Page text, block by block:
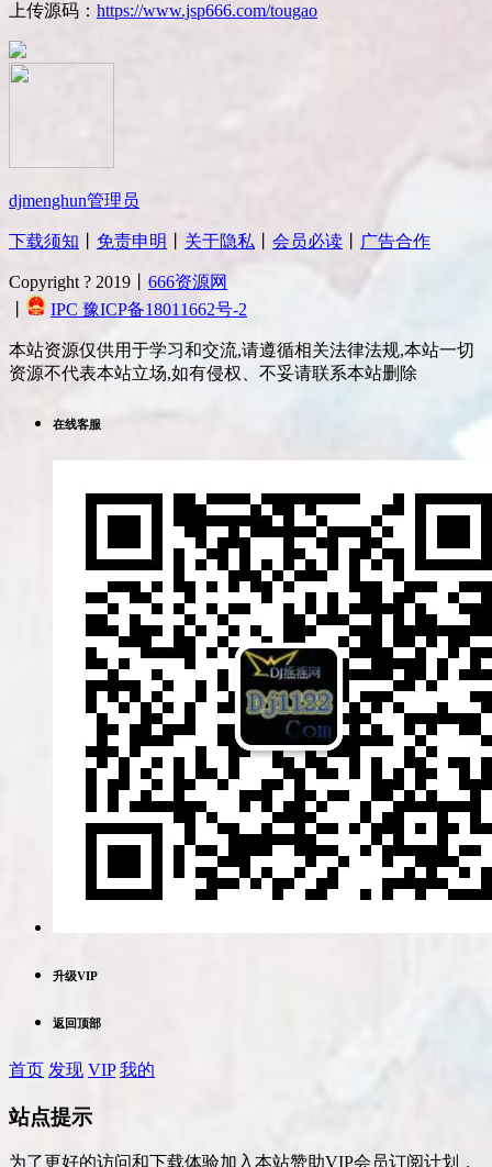
上传源码： https://www.jsp666.com/tougao
djmenghun管理员
下载须知 免责申明 关于隐私 会员必读 广告合作
Copyright ? 2019丨 666资源网
IPC 豫ICP备18011662号-2
本站资源仅供用于学习和交流,请遵循相关法律法规,本站一切
资源不代表本站立场,如有侵权、不妥请联系本站删除
在线客服
升级VIP
返回顶部
首页 发现 VIP 我的
站点提示
为了更好的访问和下载体验加入本站赞助VIP会员订阅计划，